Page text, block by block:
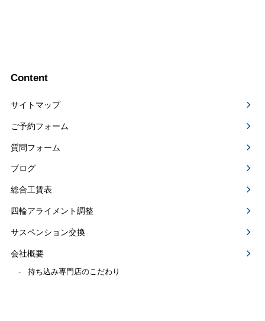
Content
サイトマップ
ご予約フォーム
質問フォーム
ブログ
総合工賃表
四輪アライメント調整
サスペンション交換
会社概要
持ち込み専門店のこだわり